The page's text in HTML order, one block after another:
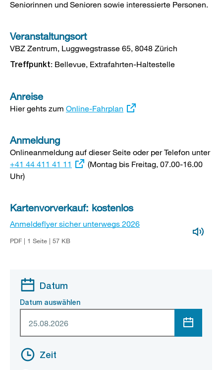
Seniorinnen und Senioren sowie interessierte Personen.
Veranstaltungsort
VBZ Zentrum, Luggwegstrasse 65, 8048 Zürich
Treffpunkt: Bellevue, Extrafahrten-Haltestelle
Anreise
Hier gehts zum Externer
Online-Fahrplan
Anmeldung
Onlineanmeldung auf dieser Seite oder per Telefon unter
+41 44 411 41 11
(Montag bis Freitag, 07.00-16.00
Uhr)
Kartenvorverkauf: kostenlos
Anmeldeflyer sicher unterwegs 2026
PDF | 1 Seite | 57 KB
Datum
Datum auswählen
Zeit